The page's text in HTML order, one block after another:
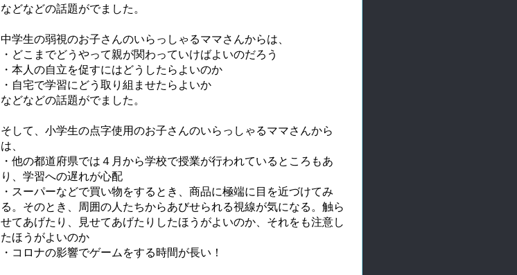
などなどの話題がでました。
中学生の弱視のお子さんのいらっしゃるママさんからは、
・どこまでどうやって親が関わっていけばよいのだろう
・本人の自立を促すにはどうしたらよいのか
・自宅で学習にどう取り組ませたらよいか
などなどの話題がでました。
そして、小学生の点字使用のお子さんのいらっしゃるママさんから
は、
・他の都道府県では４月から学校で授業が行われているところもあ
り、学習への遅れが心配
・スーパーなどで買い物をするとき、商品に極端に目を近づけてみ
る。そのとき、周囲の人たちからあびせられる視線が気になる。触ら
せてあげたり、見せてあげたりしたほうがよいのか、それをも注意し
たほうがよいのか
・コロナの影響でゲームをする時間が長い！